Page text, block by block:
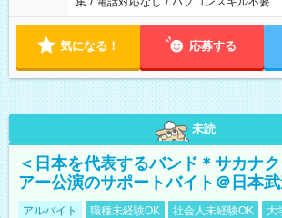
気になる！ 応募する
未読
＜日本を代表するバンド＊サカナ
アー公演のサポートバイト＠日本
アルバイト 職種未経験OK 社会人未経験OK
大